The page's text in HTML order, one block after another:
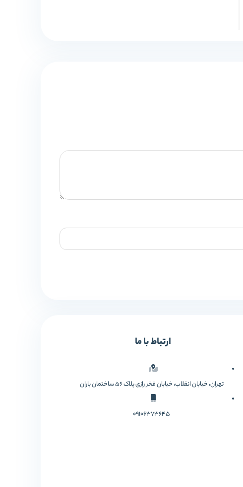
ارتباط با ما
تهران، خیابان انقلاب، خیابان فخر رازی پلاک 56 ساختمان باران